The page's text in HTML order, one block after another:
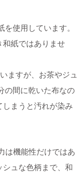
を使用しています。
和紙ではありませ
ますが、お茶やジュ
の間に乾いた布なの
まうと汚れが染み
は機能性だけではあ
ュな色柄まで、和